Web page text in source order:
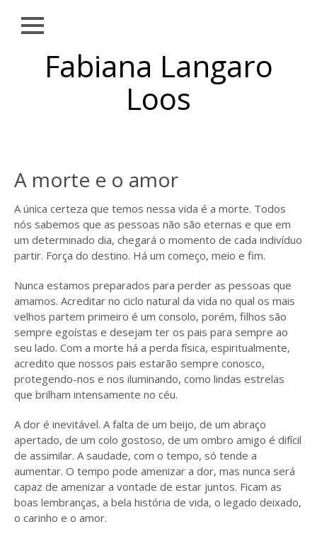
Fabiana Langaro
Loos
Close
NOTÍCIAS
TEXTOS
CONTATO
A morte e o amor
A única certeza que temos nessa vida é a morte. Todos
nós sabemos que as pessoas não são eternas e que em
um determinado dia, chegará o momento de cada indivíduo
partir. Força do destino. Há um começo, meio e fim.
Nunca estamos preparados para perder as pessoas que
amamos. Acreditar no ciclo natural da vida no qual os mais
velhos partem primeiro é um consolo, porém, filhos são
sempre egoístas e desejam ter os pais para sempre ao
seu lado. Com a morte há a perda física, espiritualmente,
acredito que nossos pais estarão sempre conosco,
protegendo-nos e nos iluminando, como lindas estrelas
que brilham intensamente no céu.
A dor é inevitável. A falta de um beijo, de um abraço
apertado, de um colo gostoso, de um ombro amigo é difícil
de assimilar. A saudade, com o tempo, só tende a
aumentar. O tempo pode amenizar a dor, mas nunca será
capaz de amenizar a vontade de estar juntos. Ficam as
boas lembranças, a bela história de vida, o legado deixado,
o carinho e o amor.